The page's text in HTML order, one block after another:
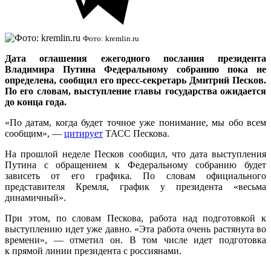
Фото: kremlin.ru
Дата оглашения ежегодного послания президента
Владимира Путина Федеральному собранию пока не
определена, сообщил его пресс-секретарь Дмитрий Песков.
По его словам, выступление главы государства ожидается
до конца года.
«По датам, когда будет точное уже понимание, мы обо всем
сообщим», — цитирует ТАСС Пескова.
На прошлой неделе Песков сообщил, что дата выступления
Путина с обращением к Федеральному собранию будет
зависеть от его графика. По словам официального
представителя Кремля, график у президента «весьма
динамичный».
При этом, по словам Пескова, работа над подготовкой к
выступлению идет уже давно. «Эта работа очень растянута во
времени», — отметил он. В том числе идет подготовка
к прямой линии президента с россиянами.